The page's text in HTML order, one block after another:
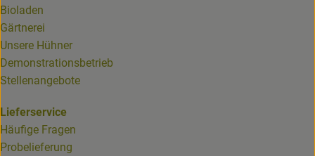
Bioladen
Gärtnerei
Unsere Hühner
Demonstrationsbetrieb
Stellenangebote
Lieferservice
Häufige Fragen
Probelieferung